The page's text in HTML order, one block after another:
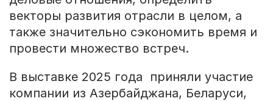
векторы развития отрасли в целом, а
также значительно сэкономить время и
провести множество встреч.
В выставке 2025 года приняли участие
компании из Азербайджана, Беларуси,